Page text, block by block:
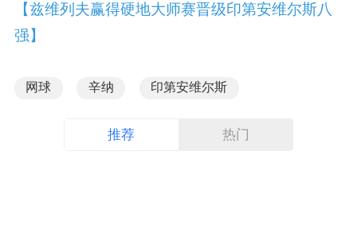
【兹维列夫赢得硬地大师赛晋级印第安维尔斯八
强】
网球 辛纳 印第安维尔斯
推荐 热门